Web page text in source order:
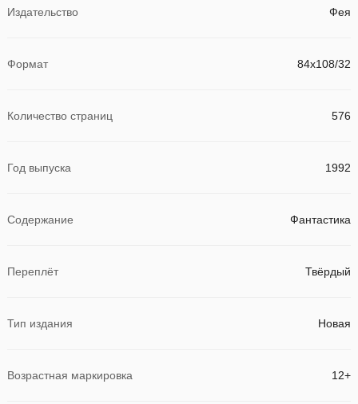
Издательство Фея
Формат 84x108/32
Количество страниц 576
Год выпуска 1992
Содержание Фантастика
Переплёт Твёрдый
Тип издания Новая
Возрастная маркировка 12+